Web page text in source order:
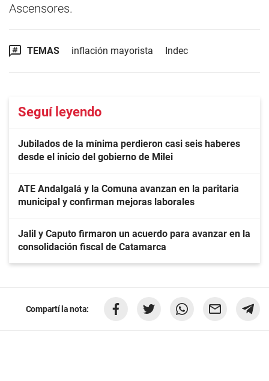
Ascensores.
TEMAS inflación mayorista Indec
Seguí leyendo
Jubilados de la mínima perdieron casi seis haberes
desde el inicio del gobierno de Milei
ATE Andalgalá y la Comuna avanzan en la paritaria
municipal y confirman mejoras laborales
Jalil y Caputo firmaron un acuerdo para avanzar en la
consolidación fiscal de Catamarca
Compartí la nota: